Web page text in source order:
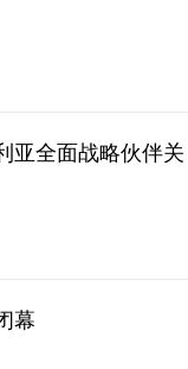
亚全面战略伙伴关
幕